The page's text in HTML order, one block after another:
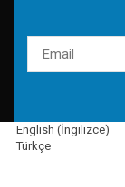
English (İngilizce)
Türkçe